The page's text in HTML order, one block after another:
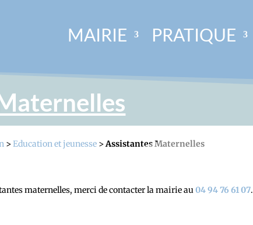
MAIRIE PRATIQUE
>Education et jeunesse >Assistantes Maternelles
maternelles, merci de contacter la mairie au04 94 76 61 07.